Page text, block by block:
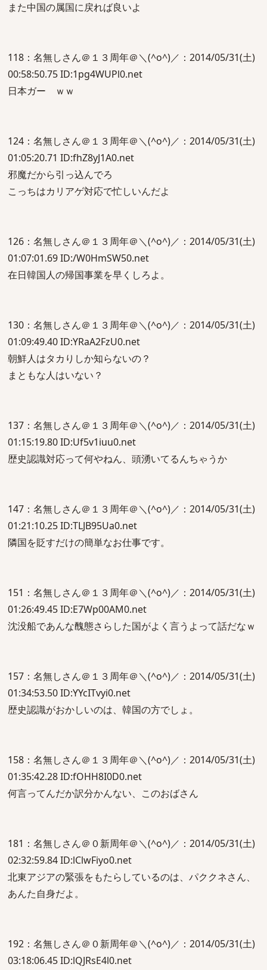
また中国の属国に戻れば良いよ
118：名無しさん＠１３周年＠＼(^o^)／：2014/05/31(土)
00:58:50.75 ID:1pg4WUPl0.net
日本ガー ｗｗ
124：名無しさん＠１３周年＠＼(^o^)／：2014/05/31(土)
01:05:20.71 ID:fhZ8yJ1A0.net
邪魔だから引っ込んでろ
こっちはカリアゲ対応で忙しいんだよ
126：名無しさん＠１３周年＠＼(^o^)／：2014/05/31(土)
01:07:01.69 ID:/W0HmSW50.net
在日韓国人の帰国事業を早くしろよ。
130：名無しさん＠１３周年＠＼(^o^)／：2014/05/31(土)
01:09:49.40 ID:YRaA2FzU0.net
朝鮮人はタカりしか知らないの？
まともな人はいない？
137：名無しさん＠１３周年＠＼(^o^)／：2014/05/31(土)
01:15:19.80 ID:Uf5v1iuu0.net
歴史認識対応って何やねん、頭湧いてるんちゃうか
147：名無しさん＠１３周年＠＼(^o^)／：2014/05/31(土)
01:21:10.25 ID:TLJB95Ua0.net
隣国を貶すだけの簡単なお仕事です。
151：名無しさん＠１３周年＠＼(^o^)／：2014/05/31(土)
01:26:49.45 ID:E7Wp00AM0.net
沈没船であんな醜態さらした国がよく言うよって話だなｗ
157：名無しさん＠１３周年＠＼(^o^)／：2014/05/31(土)
01:34:53.50 ID:YYcITvyi0.net
歴史認識がおかしいのは、韓国の方でしょ。
158：名無しさん＠１３周年＠＼(^o^)／：2014/05/31(土)
01:35:42.28 ID:fOHH8I0D0.net
何言ってんだか訳分かんない、このおばさん
181：名無しさん＠０新周年＠＼(^o^)／：2014/05/31(土)
02:32:59.84 ID:lClwFiyo0.net
北東アジアの緊張をもたらしているのは、パククネさん、
あんた自身だよ。
192：名無しさん＠０新周年＠＼(^o^)／：2014/05/31(土)
03:18:06.45 ID:lQJRsE4l0.net